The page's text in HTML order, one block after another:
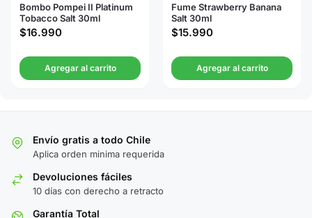
Bombo Pompei II Platinum
Tobacco Salt 30ml
$16.990
Agregar al carrito
Fume Strawberry Banana
Salt 30ml
$15.990
Agregar al carrito
Envío gratis a todo Chile
Aplica orden minima requerida
Devoluciones fáciles
10 días con derecho a retracto
Garantía Total